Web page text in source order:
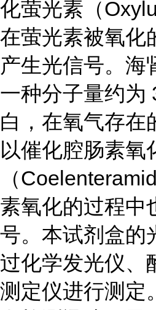
化萤光素（
在萤光素被氧化
产生光信号。海
一种分子量约为
白，在氧气存在
以催化腔肠素氧
（
素氧化的过程中
号。本试剂盒的
过化学发光仪、
测定仪进行测定